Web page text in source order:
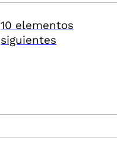
10 elementos
siguientes